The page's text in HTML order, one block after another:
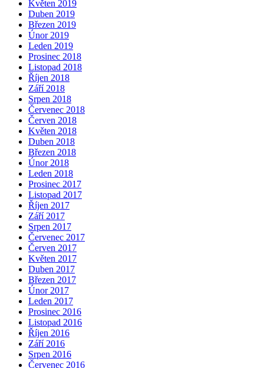
Květen 2019
Duben 2019
Březen 2019
Únor 2019
Leden 2019
Prosinec 2018
Listopad 2018
Říjen 2018
Září 2018
Srpen 2018
Červenec 2018
Červen 2018
Květen 2018
Duben 2018
Březen 2018
Únor 2018
Leden 2018
Prosinec 2017
Listopad 2017
Říjen 2017
Září 2017
Srpen 2017
Červenec 2017
Červen 2017
Květen 2017
Duben 2017
Březen 2017
Únor 2017
Leden 2017
Prosinec 2016
Listopad 2016
Říjen 2016
Září 2016
Srpen 2016
Červenec 2016